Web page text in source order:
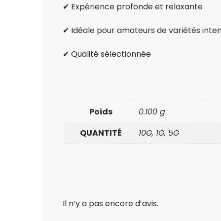
✔ Expérience profonde et relaxante
✔ Idéale pour amateurs de variétés
✔ Qualité sélectionnée
Poids
0.100 g
QUANTITÉ
10G, 1G, 5G
Il n’y a pas encore d’avis.